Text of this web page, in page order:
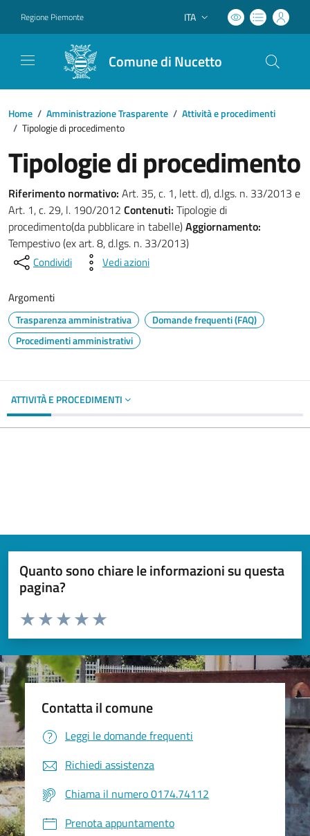
Regione Piemonte Lingua attiva:
ITA
Comune di Nucetto
Home / Amministrazione Trasparente / Attività e procedimenti
/ Tipologie di procedimento
Tipologie di procedimento
Riferimento normativo: Art. 35, c. 1, lett. d), d.lgs. n. 33/2013 e
Art. 1, c. 29, l. 190/2012 Contenuti: Tipologie di
procedimento(da pubblicare in tabelle)Aggiornamento:
Tempestivo (ex art. 8, d.lgs. n. 33/2013)
Condividi Vedi azioni
Argomenti
Trasparenza amministrativa
Domande frequenti (FAQ)
Procedimenti amministrativi
ATTIVITÀ E PROCEDIMENTI
Quanto sono chiare le informazioni su questa
pagina?
Valuta da 1 a 5 stelle la pagina
Valuta 5 stelle su 5
Valuta 4 stelle su 5
Valuta 3 stelle su 5
Valuta 2 stelle su 5
Valuta 1 stelle su 5
Contatta il comune
Leggi le domande frequenti
Richiedi assistenza
Chiama il numero 0174.74112
Prenota appuntamento